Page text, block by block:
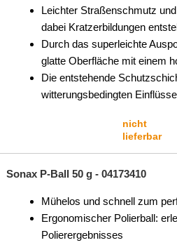
Leichter Straßenschmutz
dabei Kratzerbildungen
Durch das superleichte
glatte Oberfläche mit einem
Die entstehende
witterungsbedingten
nicht
lieferbar
Sonax P-Ball 50 g - 04173410
Mühelos und schnell zum
Ergonomischer Polierball:
Polierergebnisses